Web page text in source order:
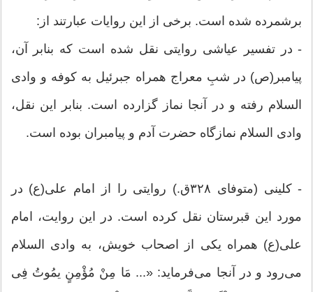
برشمرده شده است. برخی از این روایات عبارتند از:
- در تفسیر عیاشی روایتی نقل شده است که بنابر آن،
پیامبر(ص) در شبِ معراج همراه جبرئیل به کوفه و وادی
السلام رفته و در آنجا نماز گزارده است. بنابر این نقل،
وادی السلام نمازگاه حضرت آدم و پیامبران بوده است.
- کلینی (متوفای ۳۲۸ق.) روایتی را از امام علی(ع) در
مورد این قبرستان نقل کرده است. در این روایت، امام
علی(ع) همراه یکی از اصحاب خویش، به وادی السلام
می‌رود و در آنجا می‌فرماید: «... مَا مِنْ مُؤْمِنٍ یمُوتُ فِی